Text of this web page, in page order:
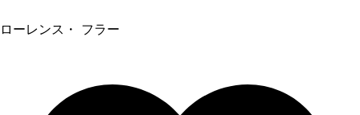
ローレンス・ フラー